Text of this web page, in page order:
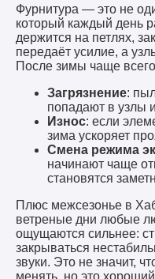
Фурнитура — это не
который каждый день
держится на петлях,
передаёт усилие, а
После зимы чаще
Загрязнение:
попадают в узлы
Износ: если
зима ускоряет
Смена режима
начинают чаще
становятся
Плюс межсезонье в
ветреные дни любые
ощущаются сильнее:
закрываться
звуки. Это не значит,
менять, но это